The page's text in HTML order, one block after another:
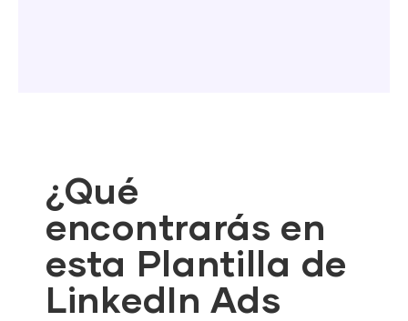
¿Qué
encontrarás en
esta Plantilla de
LinkedIn Ads